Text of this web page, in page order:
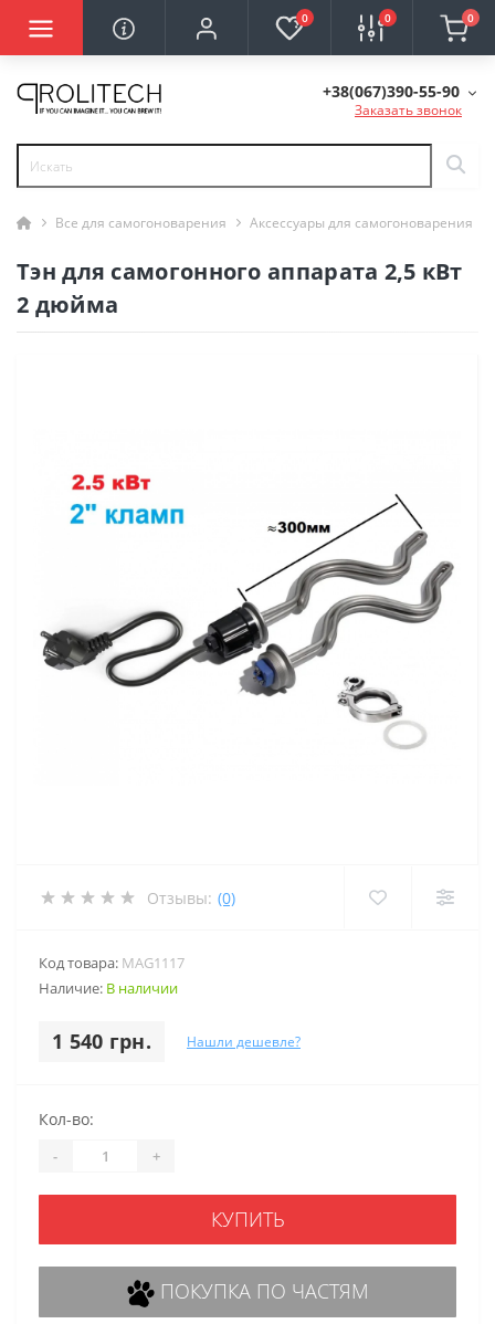
0 0 0
+38(067)390-55-90
Заказать звонок
Все для самогоноварения Аксессуары для самогоноварения
Тэн для самогонного аппарата 2,5 кВт
2 дюйма
Отзывы: (0)
Код товара: MAG1117
Наличие: В наличии
1 540 грн. Нашли дешевле?
Кол-во:
- +
КУПИТЬ
ПОКУПКА ПО ЧАСТЯМ